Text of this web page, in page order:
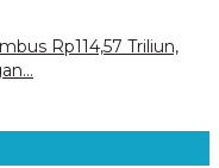
Rp114,57 Triliun,